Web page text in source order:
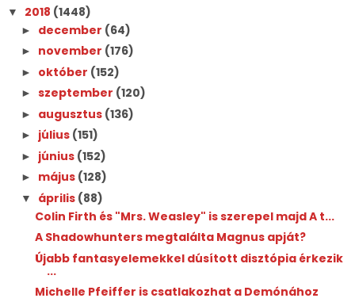
▼ 2018 (1448)
► december (64)
► november (176)
► október (152)
► szeptember (120)
► augusztus (136)
► július (151)
► június (152)
► május (128)
▼ április (88)
Colin Firth és "Mrs. Weasley" is szerepel majd A t...
A Shadowhunters megtalálta Magnus apját?
Újabb fantasyelemekkel dúsított disztópia érkezik
...
Michelle Pfeiffer is csatlakozhat a Demónához